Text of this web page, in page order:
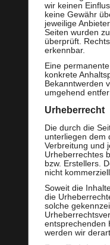
wir keinen
keine Gewähr
jeweilige
Seiten wurden
überprüft.
erkennbar.
Eine
konkrete
Bekanntwerden
umgehend
Urheberrecht
Die durch die
unterliegen dem
Verbreitung und
Urheberrechtes
bzw. Erstellers.
nicht
Soweit die
die
solche
entsprechenden
werden wir